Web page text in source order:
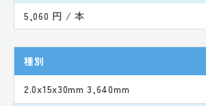
5,060 円 / 本
種別
2.0x15x30mm 3,640mm